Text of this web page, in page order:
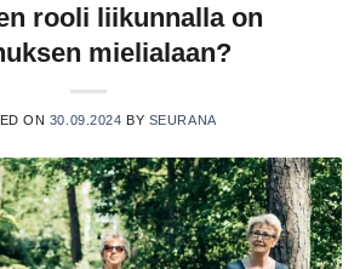
rooli liikunnalla on
mielialaan?
ON 30.09.2024 BY SEURANA